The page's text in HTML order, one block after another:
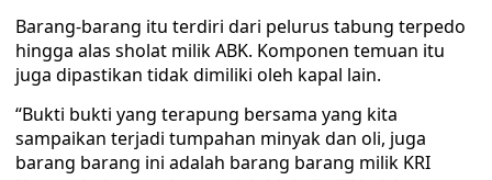
Barang-barang itu terdiri dari pelurus tabung terpedo
hingga alas sholat milik ABK. Komponen temuan itu
juga dipastikan tidak dimiliki oleh kapal lain.
“Bukti bukti yang terapung bersama yang kita
sampaikan terjadi tumpahan minyak dan oli, juga
barang barang ini adalah barang barang milik KRI